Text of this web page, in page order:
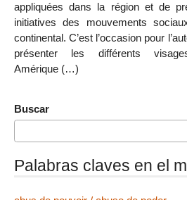
appliquées dans la région et de
initiatives des mouvements
continental. C’est l’occasion pour
présenter les différents
Amérique (…)
Buscar
Palabras claves en el